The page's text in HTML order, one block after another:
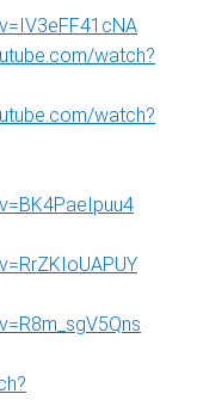
watch?
watch?